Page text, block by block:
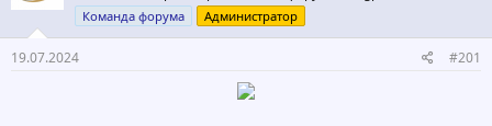
л
а
Команда форума Администратор
19.07.2024 #201